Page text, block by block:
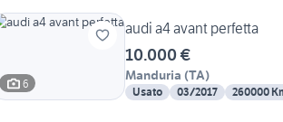
6
audi a4 avant perfetta
10.000 €
Manduria (TA)
Usato 03/2017 260000